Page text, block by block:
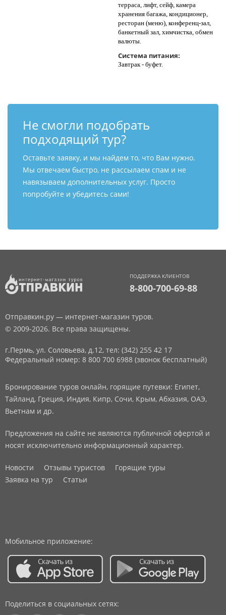
терраса, лифт, сейф, камера
хранения багажа, кондиционер,
ресторан (меню), конференц-зал,
банкетный зал, химчистка, обмен
валюты.
Система питания:
Завтрак - буфет.
Не смогли подобрать
подходящий тур?
Оставьте заявку, и мы найдем то, что Вам нужно.
Мы отвечаем быстро, не рассылаем спам и не
навязываем дополнительных услуг. Просто
попробуйте и убедитесь сами!
ПОДДЕРЖКА КЛИЕНТОВ
8-800-700-69-88
Отправкин.ру — интернет-магазин туров.
© 2009-2026. Все права защищены.
г.Пермь, ул. Соловьева, д.12, тел: (342) 255 42 17
Федеральный номер: 8 800 700 6988 (звонок бесплатный)
Бронирование туров онлайн, горящие путевки: Египет,
Тайланд, Греция, Индия, Кипр, Сочи, Крым, Абхазия, ОАЭ,
Вьетнам и др.
Предложения на сайте не являются публичной офертой и
носят исключительно информационный характер.
Новости Отзывы туристов
Горящие туры
Заявка на тур
Статьи
Мобильное приложение:
Поделиться в социальных сетях: